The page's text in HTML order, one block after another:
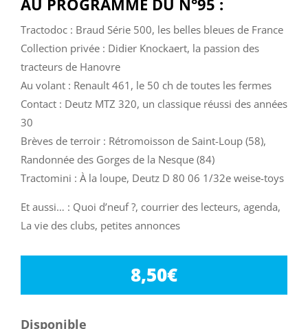
Tractodoc : Braud Série 500, les belles bleues de France
Collection privée : Didier Knockaert, la passion des
tracteurs de Hanovre
Au volant : Renault 461, le 50 ch de toutes les fermes
Contact : Deutz MTZ 320, un classique réussi des années
30
Brèves de terroir : Rétromoisson de Saint-Loup (58),
Randonnée des Gorges de la Nesque (84)
Tractomini : À la loupe, Deutz D 80 06 1/32e weise-toys
Et aussi… : Quoi d’neuf ?, courrier des lecteurs, agenda,
La vie des clubs, petites annonces
8,50€
Disponible